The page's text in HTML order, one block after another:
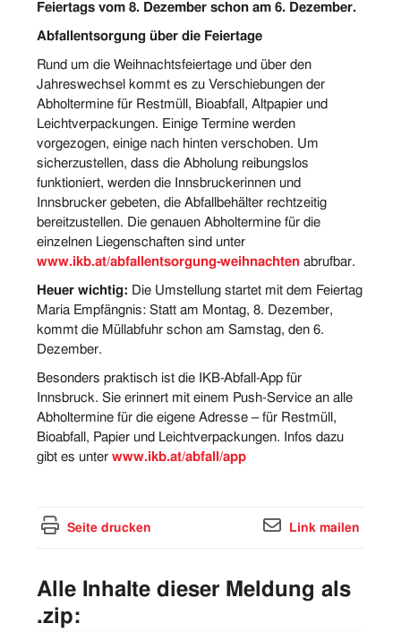
Feiertags vom 8. Dezember schon am 6. Dezember.
Abfallentsorgung über die Feiertage
Rund um die Weihnachtsfeiertage und über den
Jahreswechsel kommt es zu Verschiebungen der
Abholtermine für Restmüll, Bioabfall, Altpapier und
Leichtverpackungen. Einige Termine werden
vorgezogen, einige nach hinten verschoben. Um
sicherzustellen, dass die Abholung reibungslos
funktioniert, werden die Innsbruckerinnen und
Innsbrucker gebeten, die Abfallbehälter rechtzeitig
bereitzustellen. Die genauen Abholtermine für die
einzelnen Liegenschaften sind unter
www.ikb.at/abfallentsorgung-weihnachten abrufbar.
Heuer wichtig: Die Umstellung startet mit dem Feiertag
Maria Empfängnis: Statt am Montag, 8. Dezember,
kommt die Müllabfuhr schon am Samstag, den 6.
Dezember.
Besonders praktisch ist die IKB-Abfall-App für
Innsbruck. Sie erinnert mit einem Push-Service an alle
Abholtermine für die eigene Adresse – für Restmüll,
Bioabfall, Papier und Leichtverpackungen. Infos dazu
gibt es unter www.ikb.at/abfall/app
Seite drucken Link mailen
Alle Inhalte dieser Meldung als
.zip: